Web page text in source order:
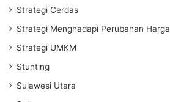
Strategi Cerdas
Strategi Menghadapi Perubahan Harga
Strategi UMKM
Stunting
Sulawesi Utara